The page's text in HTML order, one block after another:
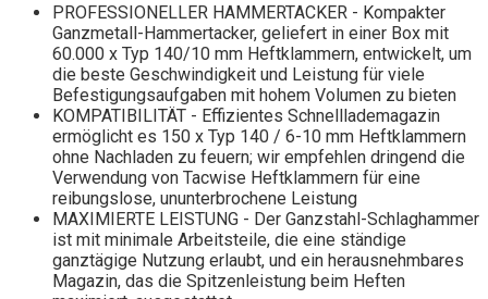
PROFESSIONELLER HAMMERTACKER - Kompakter
Ganzmetall-Hammertacker, geliefert in einer Box mit
60.000 x Typ 140/10 mm Heftklammern, entwickelt, um
die beste Geschwindigkeit und Leistung für viele
Befestigungsaufgaben mit hohem Volumen zu bieten
KOMPATIBILITÄT - Effizientes Schnelllademagazin
ermöglicht es 150 x Typ 140 / 6-10 mm Heftklammern
ohne Nachladen zu feuern; wir empfehlen dringend die
Verwendung von Tacwise Heftklammern für eine
reibungslose, ununterbrochene Leistung
MAXIMIERTE LEISTUNG - Der Ganzstahl-Schlaghammer
ist mit minimale Arbeitsteile, die eine ständige
ganztägige Nutzung erlaubt, und ein herausnehmbares
Magazin, das die Spitzenleistung beim Heften